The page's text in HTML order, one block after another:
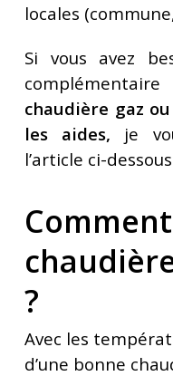
locales
Si vous avez
chaudière gaz
les aides, je
l’article ci-
?
Avec les
d’une bonne